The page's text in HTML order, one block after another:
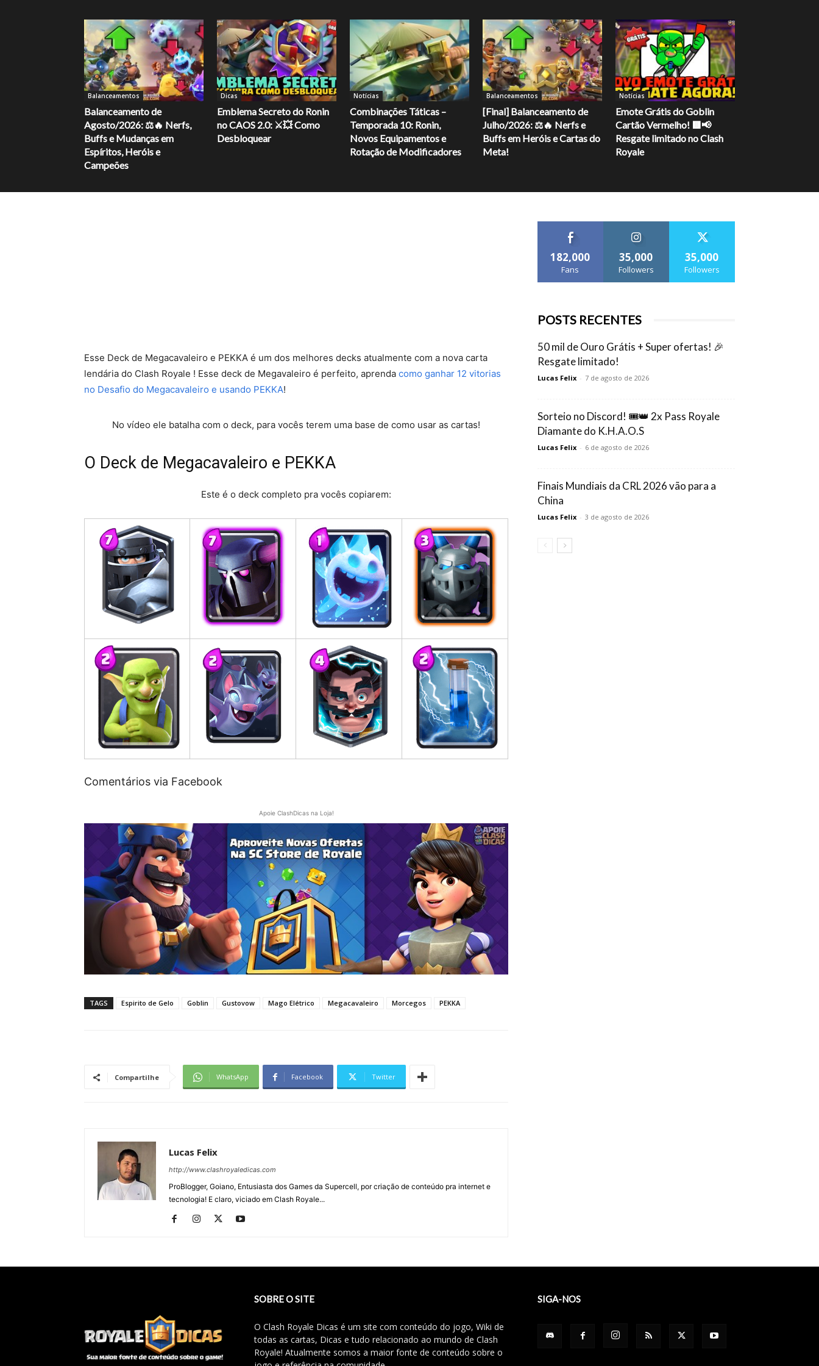
Balanceamentos
Balanceamento de
Agosto/2026: ⚖️🔥 Nerfs,
Buffs e Mudanças em
Espíritos, Heróis e
Campeões
Dicas
Emblema Secreto do Ronin
no CAOS 2.0: ⚔️💥 Como
Desbloquear
Notícias
Combinações Táticas –
Temporada 10: Ronin,
Novos Equipamentos e
Rotação de Modificadores
Balanceamentos
[Final] Balanceamento de
Julho/2026: ⚖️🔥 Nerfs e
Buffs em Heróis e Cartas do
Meta!
Notícias
Emote Grátis do Goblin
Cartão Vermelho! 🟥📢
Resgate limitado no Clash
Royale
Esse Deck de Megacavaleiro e PEKKA é um dos melhores decks atualmente com a nova carta
lendária do Clash Royale ! Esse deck de Megavaleiro é perfeito, aprenda como ganhar 12 vitorias
no Desafio do Megacavaleiro e usando PEKKA!
No vídeo ele batalha com o deck, para vocês terem uma base de como usar as cartas!
O Deck de Megacavaleiro e PEKKA
Este é o deck completo pra vocês copiarem:
Comentários via Facebook
Apoie ClashDicas na Loja!
TAGS Espirito de Gelo Goblin Gustovow Mago Elétrico Megacavaleiro Morcegos PEKKA
Compartilhe WhatsApp Facebook Twitter
Lucas Felix
http://www.clashroyaledicas.com
ProBlogger, Goiano, Entusiasta dos Games da Supercell, por criação de conteúdo pra internet e
tecnologia! E claro, viciado em Clash Royale...
182,000
Fans
35,000
Followers
35,000
Followers
POSTS RECENTES
50 mil de Ouro Grátis + Super ofertas! 🎉
Resgate limitado!
Lucas Felix - 7 de agosto de 2026
Sorteio no Discord! 🎟️👑 2x Pass Royale
Diamante do K.H.A.O.S
Lucas Felix - 6 de agosto de 2026
Finais Mundiais da CRL 2026 vão para a
China
Lucas Felix - 3 de agosto de 2026
SOBRE O SITE
O Clash Royale Dicas é um site com conteúdo do jogo, Wiki de
todas as cartas, Dicas e tudo relacionado ao mundo de Clash
Royale! Atualmente somos a maior fonte de conteúdo sobre o
SIGA-NOS